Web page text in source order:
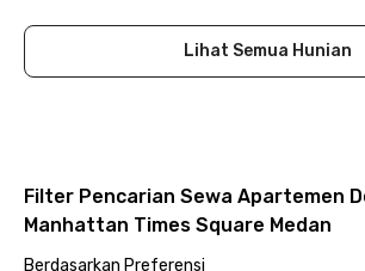
Lihat Semua Hunian
Filter Pencarian Sewa Apartemen
Manhattan Times Square Medan
Berdasarkan Preferensi